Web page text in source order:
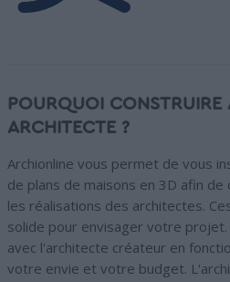
POURQUOI CONSTRUIRE
ARCHITECTE ?
Archionline vous permet de vous
de plans de maisons en 3D afin
les réalisations des architectes.
solide pour envisager votre
avec l'architecte créateur en
votre envie et votre budget.